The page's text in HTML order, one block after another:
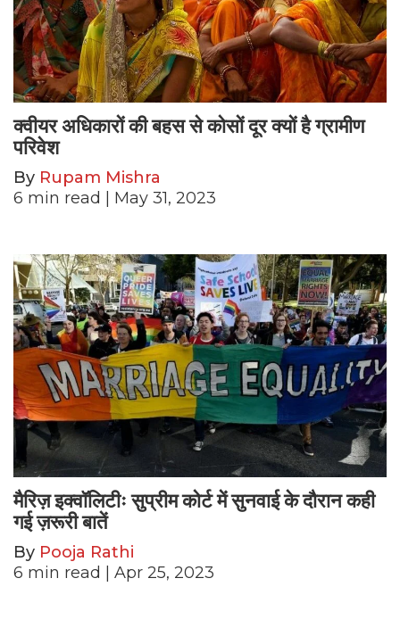
क्वीयर अधिकारों की बहस से कोसों दूर क्यों है ग्रामीण
परिवेश
By Rupam Mishra
6 min read | May 31, 2023
मैरिज़ इक्वॉलिटीः सुप्रीम कोर्ट में सुनवाई के दौरान कही
गई ज़रूरी बातें
By Pooja Rathi
6 min read | Apr 25, 2023